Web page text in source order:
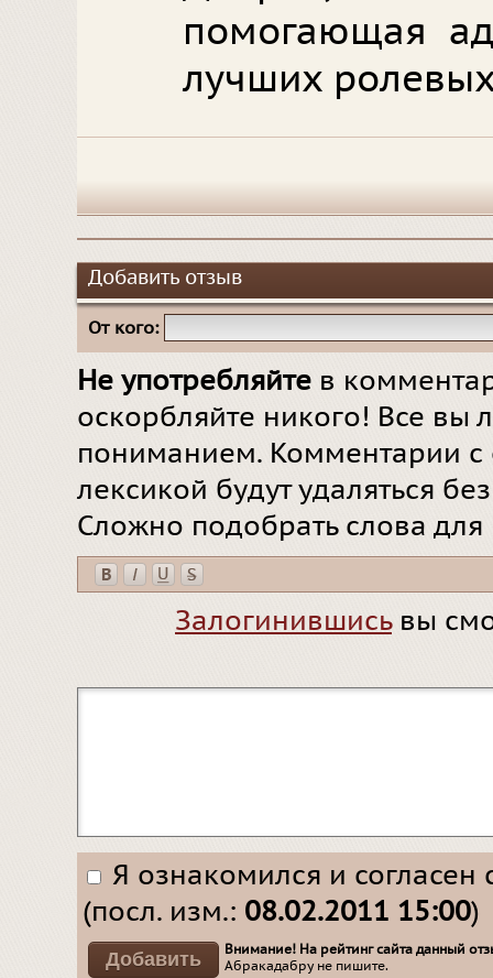
помогающая
лучших
Добавить отзыв
От кого:
Не употребляйте в
оскорбляйте никого! Все вы
пониманием. Комментарии
лексикой будут удаляться
Сложно подобрать слова
Залогинившисьвы
Я ознакомился и согласен
(посл. изм.: 08.02.2011 15:00)
Внимание! На рейтинг сайта данный
Абракадабру не пишите.